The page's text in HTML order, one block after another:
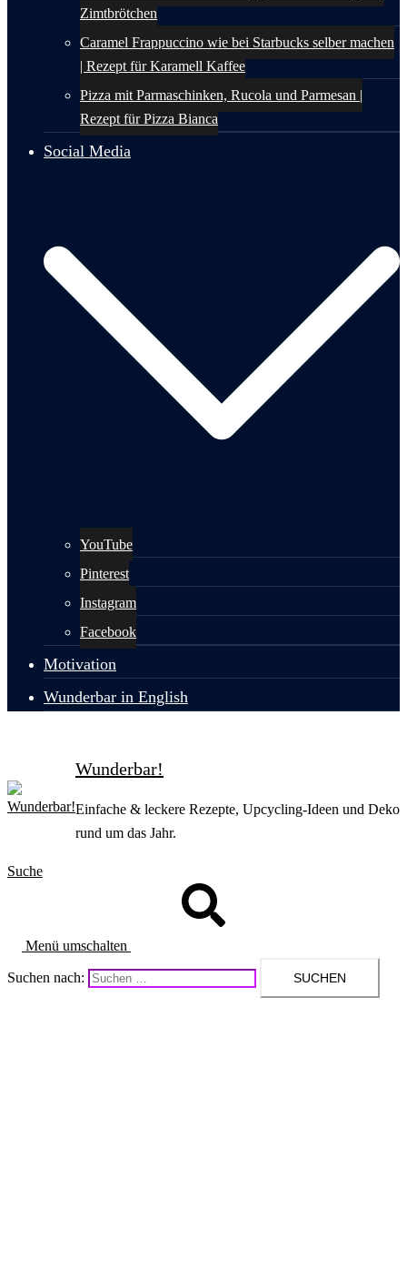
Zimtbrötchen
Caramel Frappuccino wie bei Starbucks selber machen
| Rezept für Karamell Kaffee
Pizza mit Parmaschinken, Rucola und Parmesan |
Rezept für Pizza Bianca
Social Media
YouTube
Pinterest
Instagram
Facebook
Motivation
Wunderbar in English
Wunderbar!
Einfache & leckere Rezepte, Upcycling-Ideen und Deko
rund um das Jahr.
Suche
Menü umschalten
Suchen nach: